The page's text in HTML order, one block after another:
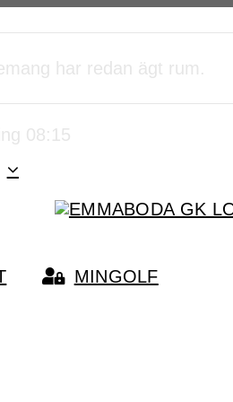
MINGOLF
har redan ägt rum.
08:15